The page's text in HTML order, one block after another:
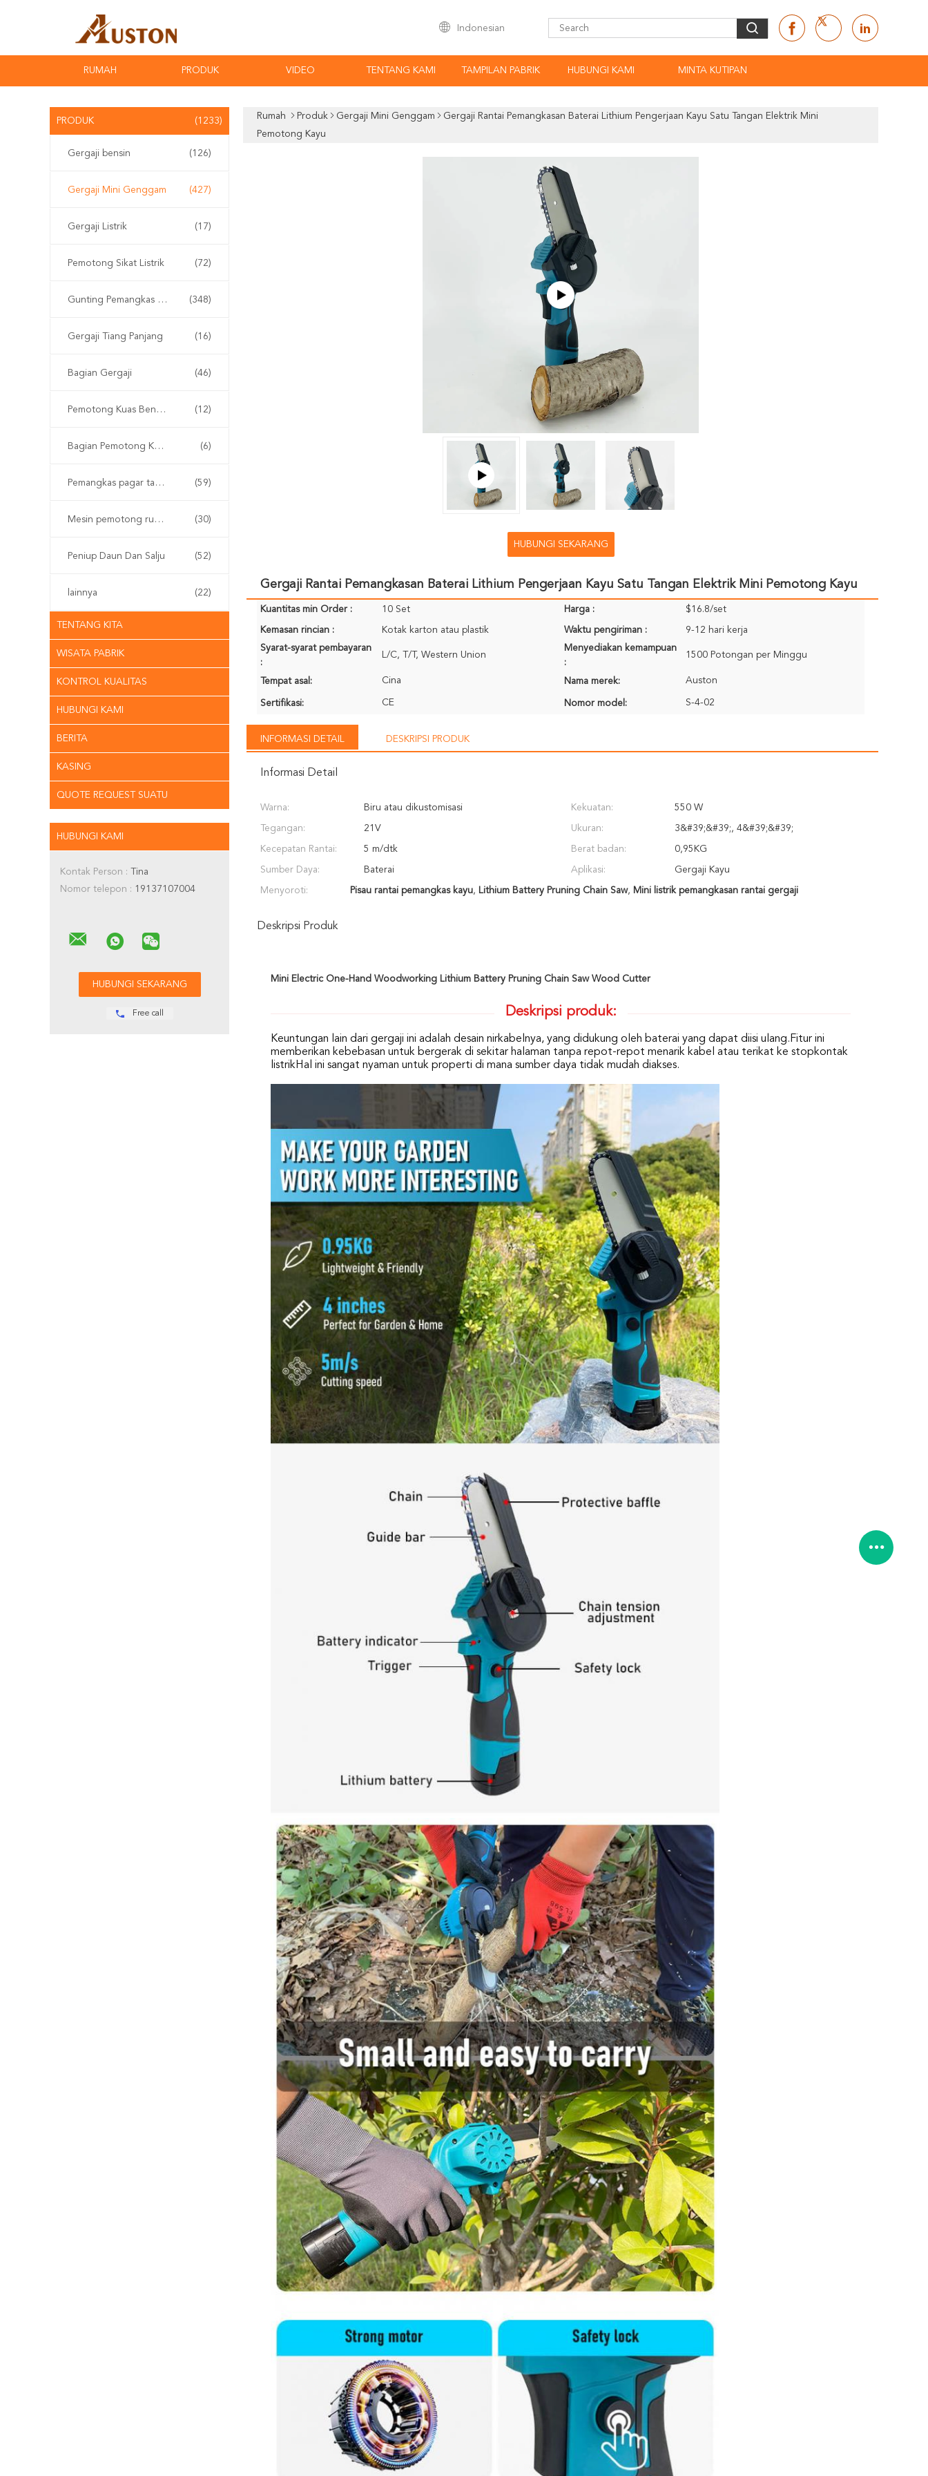
Indonesian
RUMAH PRODUK VIDEO TENTANG KAMI TAMPILAN PABRIK HUBUNGI KAMI MINTA KUTIPAN
PRODUK (1233)
Gergaji bensin (126)
Gergaji Mini Genggam (427)
Gergaji Listrik (17)
Pemotong Sikat Listrik (72)
Gunting Pemangkas Elektrik (348)
Gergaji Tiang Panjang (16)
Bagian Gergaji (46)
Pemotong Kuas Bensin (12)
Bagian Pemotong Kuas (6)
Pemangkas pagar tanpa kabel (59)
Mesin pemotong rumput (30)
Peniup Daun Dan Salju (52)
lainnya (22)
TENTANG KITA
WISATA PABRIK
KONTROL KUALITAS
HUBUNGI KAMI
BERITA
KASING
QUOTE REQUEST SUATU
HUBUNGI KAMI
Kontak Person : Tina
Nomor telepon : 19137107004
Free call
Rumah Produk Gergaji Mini Genggam
Gergaji Rantai Pemangkasan Baterai Lithium Pengerjaan Kayu Satu Tangan Elektrik Mini
Pemotong Kayu
HUBUNGI SEKARANG
Gergaji Rantai Pemangkasan Baterai Lithium Pengerjaan Kayu Satu Tangan Elektrik Mini Pemotong Kayu
Kuantitas min Order : 10 Set Harga : $16.8/set
Kemasan rincian : Kotak karton atau plastik Waktu pengiriman :
9-12 hari kerja
Syarat-syarat pembayaran
:
L/C, T/T, Western Union
Menyediakan kemampuan
:
1500 Potongan per Minggu
Tempat asal: Cina Nama merek: Auston
Sertifikasi: CE Nomor model: S-4-02
INFORMASI DETAIL DESKRIPSI PRODUK
Informasi Detail
Warna: Biru atau dikustomisasi Kekuatan: 550 W
Tegangan: 21V Ukuran: 3&#39;&#39;, 4&#39;&#39;
Kecepatan Rantai: 5 m/dtk Berat badan: 0,95KG
Sumber Daya: Baterai Aplikasi: Gergaji Kayu
Menyoroti: Pisau rantai pemangkas kayu, Lithium Battery Pruning Chain Saw, Mini listrik pemangkasan rantai gergaji
Deskripsi Produk
Mini Electric One-Hand Woodworking Lithium Battery Pruning Chain Saw Wood Cutter
Deskripsi produk:
Keuntungan lain dari gergaji ini adalah desain nirkabelnya, yang didukung oleh baterai yang dapat diisi ulang.Fitur ini
memberikan kebebasan untuk bergerak di sekitar halaman tanpa repot-repot menarik kabel atau terikat ke stopkontak
listrikHal ini sangat nyaman untuk properti di mana sumber daya tidak mudah diakses.